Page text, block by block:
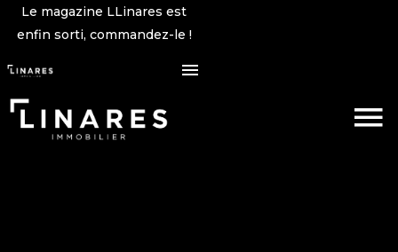
Le magazine LLinares est
enfin sorti, commandez-le !